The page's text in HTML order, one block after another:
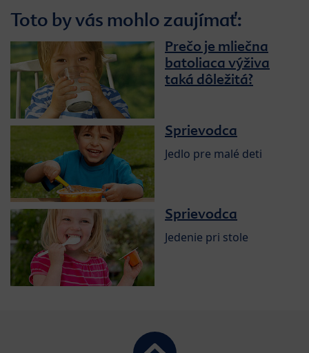
Toto by vás mohlo zaujímať:
Prečo je mliečna
batoliaca výživa
taká dôležitá?
Sprievodca
Jedlo pre malé deti
Sprievodca
Jedenie pri stole